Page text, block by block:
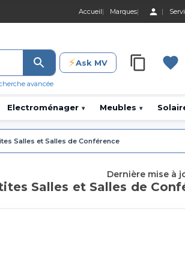
Accueil Marques
avancée
⚡Ask MV
Electroménager ▾ Meubles ▾
Salles et Salles de Conférence
Salles et Salles de
Dernière mise à